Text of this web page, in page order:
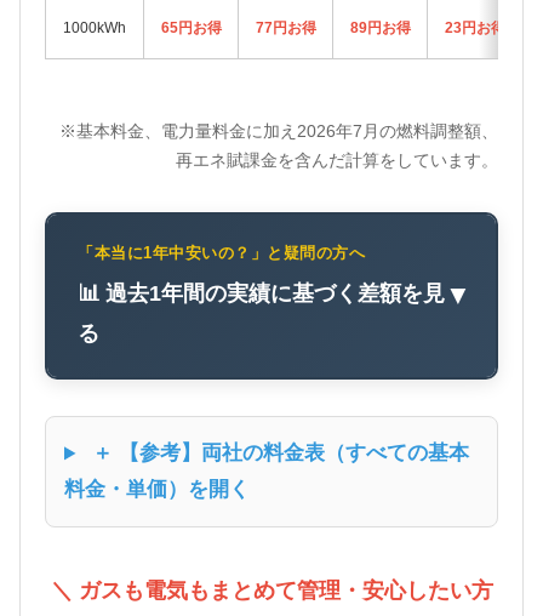
1000kWh 65円お得 77円お得 89円お得 23円お得
※基本料金、電力量料金に加え2026年7月の燃料調整額、
再エネ賦課金を含んだ計算をしています。
「本当に1年中安いの？」と疑問の方へ
📊 過去1年間の実績に基づく差額を見
る
▼
＋ 【参考】両社の料金表（すべての基本
料金・単価）を開く
＼ ガスも電気もまとめて管理・安心したい方